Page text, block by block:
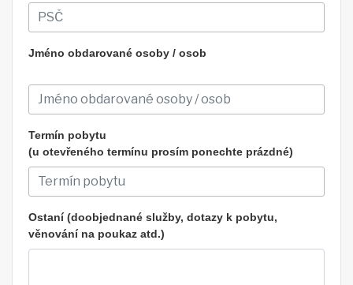
Jméno obdarované osoby / osob
Termín pobytu
(u otevřeného termínu prosím ponechte prázdné)
Ostaní (doobjednané služby, dotazy k pobytu,
věnování na poukaz atd.)